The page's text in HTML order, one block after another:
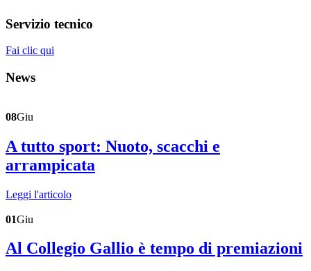
Servizio tecnico
Fai clic qui
News
08Giu
A tutto sport: Nuoto, scacchi e
arrampicata
Leggi l'articolo
01Giu
Al Collegio Gallio è tempo di premiazioni